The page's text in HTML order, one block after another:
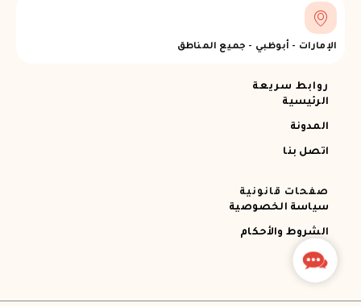
الإمارات - أبوظبي - جميع المناطق
روابط سريعة
الرئيسية
المدونة
اتصل بنا
صفحات قانونية
سياسة الخصوصية
الشروط والأحكام
Contact
Us